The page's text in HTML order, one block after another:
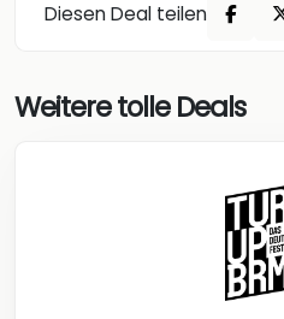
Diesen Deal teilen
Weitere tolle Deals